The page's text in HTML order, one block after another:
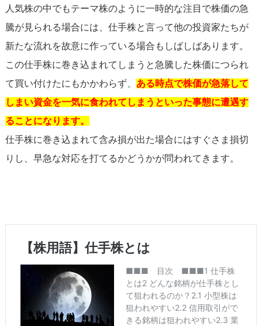
人気株の中でもテーマ株のように一時的な注目で株価の急
騰が見られる場合には、仕手株と言って他の投資家たちが
新たな流れを故意に作っている場合もしばしばあります。
この仕手株に巻き込まれてしまうと急騰した株価につられ
て買い付けたにもかかわらず、 ある時点で株価が急落して
しまい資金を一気に食われてしまうといった事態に遭遇す
ることになります。
仕手株に巻き込まれて含み損が出た場合にはすぐさま損切
りし、早急な対応を打てるかどうかが問われてきます。